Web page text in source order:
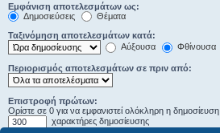
Εμφάνιση αποτελεσμάτων ως:
Δημοσιεύσεις
Θέματα
Ταξινόμηση αποτελεσμάτων κατά:
Αύξουσα
Φθίνουσα
Περιορισμός αποτελεσμάτων σε πριν από:
Επιστροφή πρώτων:
Ορίστε σε 0 για να εμφανιστεί ολόκληρη η δημοσίευση.
χαρακτήρες δημοσίευσης